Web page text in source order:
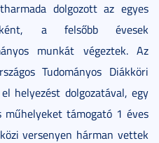
dolgozott az egyes
a felsőbb évesek
munkát végeztek. Az
Tudományos Diákköri
helyezést dolgozatával, egy
műhelyeket támogató 1 éves
versenyen hárman vettek